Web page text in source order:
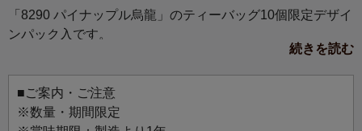
「8290 パイナップル烏龍」のティーバッグ10個限定デザイ
ンパック入です。
伝統的な台湾吉祥紋様と日本の吉祥紋様が出逢い交わった
「マジョリカタイル」をモチーフにあしらいました。
白をベースにパイナップルをイメージした色彩が映える、
爽やかな夏らしいデザインです。
続きを読む
■ご案内・ご注意
※数量・期間限定